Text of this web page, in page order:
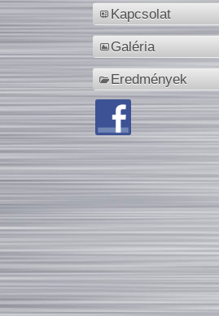
Kapcsolat
Galéria
Eredmények